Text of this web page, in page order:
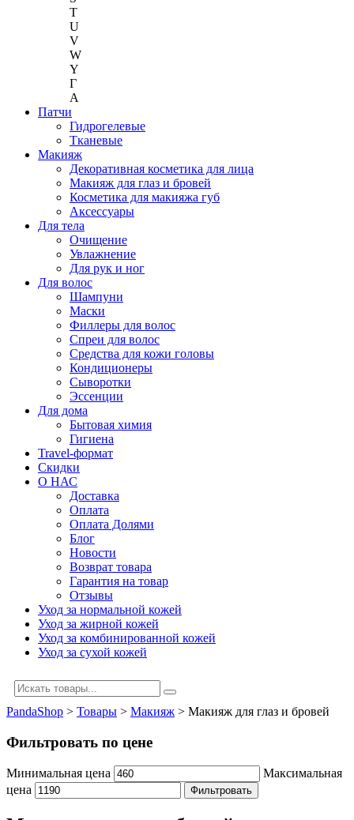
T
U
V
W
Y
Г
A
Патчи
Гидрогелевые
Тканевые
Макияж
Декоративная косметика для лица
Макияж для глаз и бровей
Косметика для макияжа губ
Аксессуары
Для тела
Очищение
Увлажнение
Для рук и ног
Для волос
Шампуни
Маски
Филлеры для волос
Спреи для волос
Средства для кожи головы
Кондиционеры
Сыворотки
Эссенции
Для дома
Бытовая химия
Гигиена
Travel-формат
Скидки
О НАС
Доставка
Оплата
Оплата Долями
Блог
Новости
Возврат товара
Гарантия на товар
Отзывы
Уход за нормальной кожей
Уход за жирной кожей
Уход за комбинированной кожей
Уход за сухой кожей
PandaShop > Товары > Макияж > Макияж для глаз и бровей
Фильтровать по цене
Минимальная цена
Максимальная
цена
Фильтровать